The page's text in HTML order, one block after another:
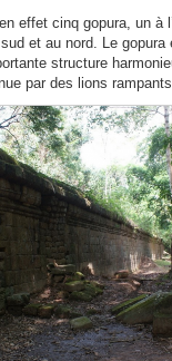
effet cinq gopura, un à
et au nord. Le gopura
structure
par des lions